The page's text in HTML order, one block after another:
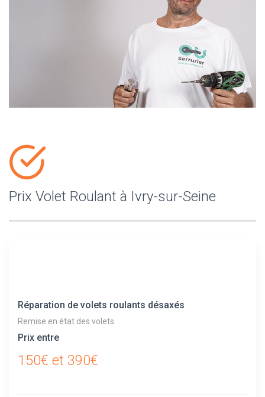
Prix Volet Roulant à Ivry-sur-Seine
Réparation de volets roulants désaxés
Remise en état des volets
Prix entre
150€ et 390€